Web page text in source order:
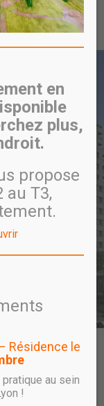
le
menu
VIRTUELLE
en
plus,
propose
au T3,
Résidence le
au sein
!